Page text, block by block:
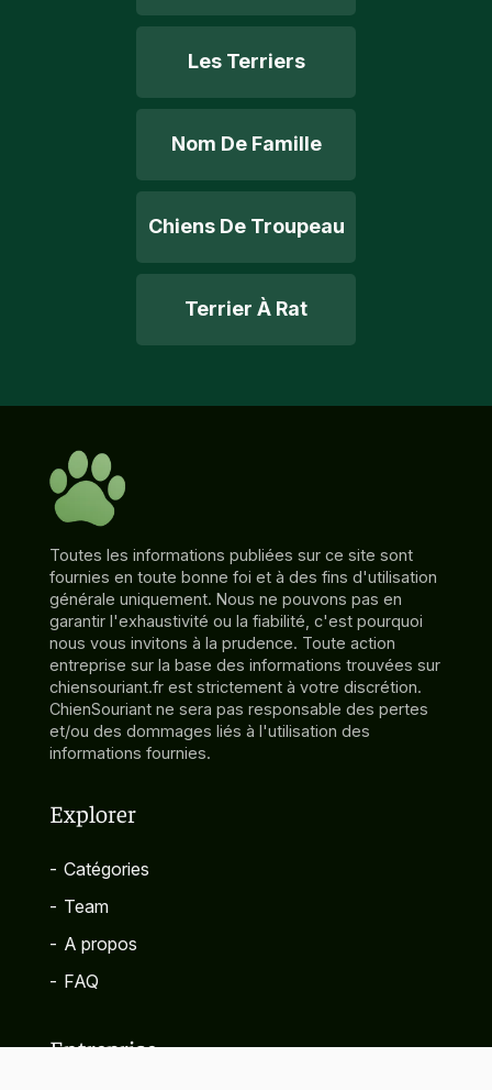
Les Terriers
Nom De Famille
Chiens De Troupeau
Terrier À Rat
Toutes les informations publiées sur ce site sont
fournies en toute bonne foi et à des fins d'utilisation
générale uniquement. Nous ne pouvons pas en
garantir l'exhaustivité ou la fiabilité, c'est pourquoi
nous vous invitons à la prudence. Toute action
entreprise sur la base des informations trouvées sur
chiensouriant.fr est strictement à votre discrétion.
ChienSouriant ne sera pas responsable des pertes
et/ou des dommages liés à l'utilisation des
informations fournies.
Explorer
- Catégories
- Team
- A propos
- FAQ
Entreprise